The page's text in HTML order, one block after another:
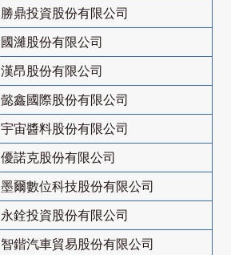
勝鼎投資股份有限公司
國濰股份有限公司
漢昂股份有限公司
懿鑫國際股份有限公司
宇宙醬料股份有限公司
優諾克股份有限公司
墨爾數位科技股份有限公司
永銓投資股份有限公司
智鍇汽車貿易股份有限公司